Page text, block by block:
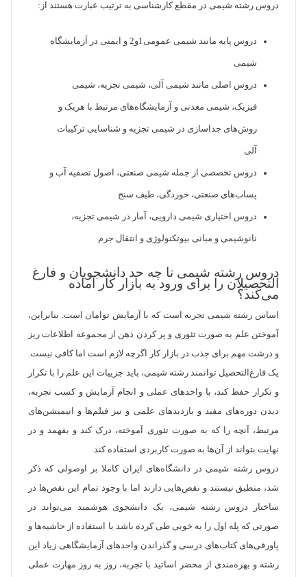
دروس رشته شیمی در مقطع کارشناسی به ترتیب عبارت هستند از:
دروس پایه مانند شیمی عمومی1و2 و ایمنی در آزمایشگاه
شیمی
دروس اصلی مانند شیمی آلی، شیمی تجزیه، شیمی
فیزیک، شیمی معدنی و آزمایشگاه‌‏های مرتبط با هریک و
روش‏‌های جداسازی در شیمی تجزیه و شناسایی ترکیبات
آلی
دروس تخصصی از جمله شیمی صنعتی، اصول تصفیه آب و
پساب‌های صنعتی، خوردگی، طیف سنج
دروس اختیاری شیمی دارویی، آمار در شیمی تجزیه،
نانوشیمی و مبانی بیوتکنولوژی و انتقال جرم
دروس رشته شیمی تا چه حد دانشجویان و فارغ
التحصیلان را برای ورود به بازار کار آماده
می‌کند؟
اساس رشته شیمی تجربه است که با آزمایش توامان است. بنابراین،
آموختن علم به صورت تئوری و پر کردن ذهن از مجموعه اطلاعات ریز
و درشت مهم برای جذب در بازار کار اگرچه لازم است اما کافی نیست.
یک فارغ‌التحصیل توانمند رشته شیمی، باید جزییات این علم را با تکرار
و تکرار حفظ کند، با واحدهای عملی و انجام آزمایش و کسب تجربه،
دیدن دوره‌‏های مفید و بازدیدهای علمی و نیز فیلم‌‏ها و انیمیشن‏‌های
مرتبط، آنچه را که به صورت تئوری آموخته، درک کند و بفهمد و در
نهایت بتواند از آن‌ها به صورت کاربردی استفاده کند.
دروس رشته شیمی در دانشگاه‌های ایران کاملا بر اوصولی که ذکر
شد، منطبق نیستند و نقص‌هایی دارند اما با وجود تمام این نقص‌ها در
ساختار دروس رشته شیمی، یک دانشجوی هوشمند می‏‌تواند در
صورتی که پله اول را به خوبی طی کرده باشد با استفاده از حاشیه‌‏ها و
پاورقی‌‏های کتاب‌های درسی و گذراندن واحدهای آزمایشگاهی زیاد این
رشته و بهره‌‏مندی از محضر اساتید با تجربه، روز به روز مهارت عملی